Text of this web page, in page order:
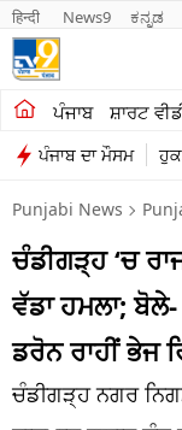
हिन्दी News9 ಕನ್ನಡ
ਪੰਜਾਬ ਸ਼ਾਰਟ
ਪੰਜਾਬ ਦਾ ਮੌਸਮ
ਖੇਤੀਬਾੜੀ
ਸ਼ਾਰਟ ਵੀਡੀਓਜ਼
ਕਾਰੋਬਾਰ
ਕਰਿਅਰ
ਦੇਸ਼
Punjabi News
ਚੰਡੀਗੜ੍ਹ ‘ਚ
ਵੱਡਾ ਹਮਲਾ;
ਡਰੋਨ ਰਾਹੀਂ ਭੇਜ
ਚੰਡੀਗੜ੍ਹ ਨਗਰ